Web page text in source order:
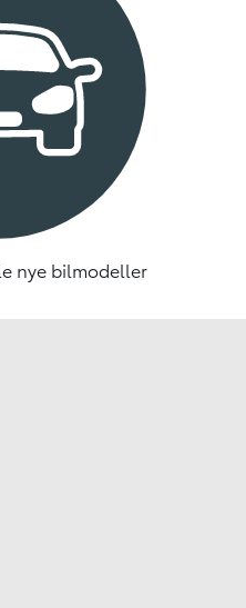
nye bilmodeller